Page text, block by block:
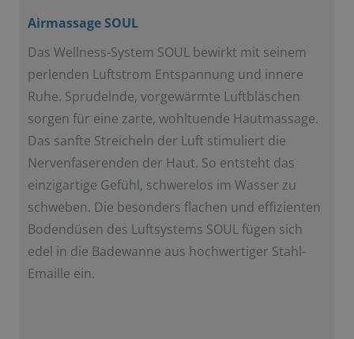
Airmassage SOUL
Das Wellness-System SOUL bewirkt mit seinem
perlenden Luftstrom Entspannung und innere
Ruhe. Sprudelnde, vorgewärmte Luftbläschen
sorgen für eine zarte, wohltuende Hautmassage.
Das sanfte Streicheln der Luft stimuliert die
Nervenfaserenden der Haut. So entsteht das
einzigartige Gefühl, schwerelos im Wasser zu
schweben. Die besonders flachen und effizienten
Bodendüsen des Luftsystems SOUL fügen sich
edel in die Badewanne aus hochwertiger Stahl-
Emaille ein.